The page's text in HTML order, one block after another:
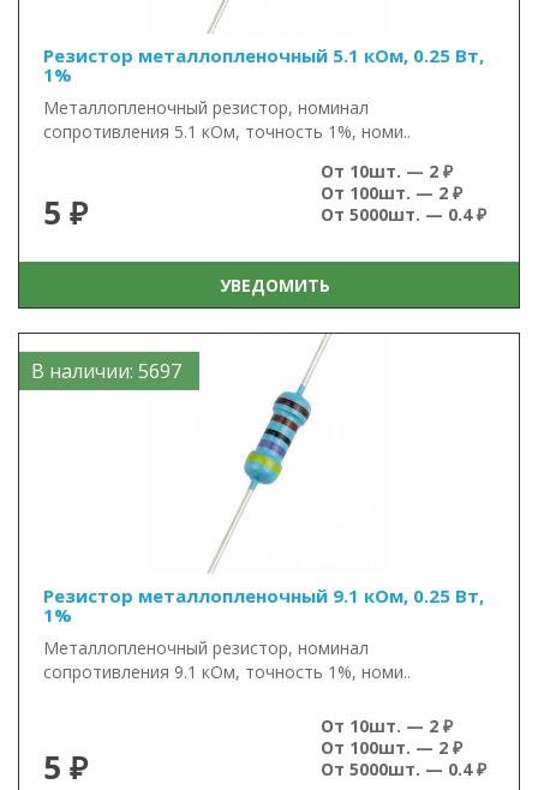
Резистор металлопленочный 5.1 кОм, 0.25 Вт,
1%
Металлопленочный резистор, номинал
сопротивления 5.1 кОм, точность 1%, номи..
5 ₽
От 10шт. — 2 ₽
От 100шт. — 2 ₽
От 5000шт. — 0.4 ₽
УВЕДОМИТЬ
В наличии: 5697
Резистор металлопленочный 9.1 кОм, 0.25 Вт,
1%
Металлопленочный резистор, номинал
сопротивления 9.1 кОм, точность 1%, номи..
5 ₽
От 10шт. — 2 ₽
От 100шт. — 2 ₽
От 5000шт. — 0.4 ₽